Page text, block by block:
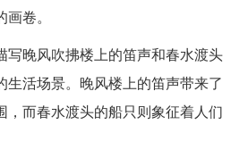
卷。
写晚风吹拂楼上的笛声和春水渡头
生活场景。晚风楼上的笛声带来了
，而春水渡头的船只则象征着人们